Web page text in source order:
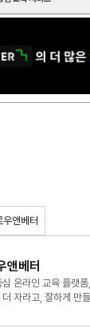
앤베터
앤베터
온라인 교육 플랫
더 자라고, 잘하게 만